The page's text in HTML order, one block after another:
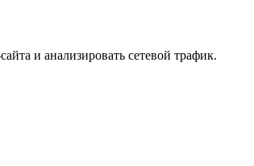
и анализировать сетевой трафик.